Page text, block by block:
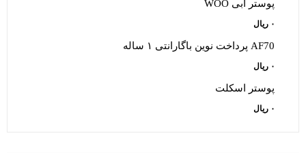
پوستر آبی WOO
۰ ریال
AF70 پرداخت نوین باگارانتی ۱ ساله
۰ ریال
پوستر اسکلت
۰ ریال